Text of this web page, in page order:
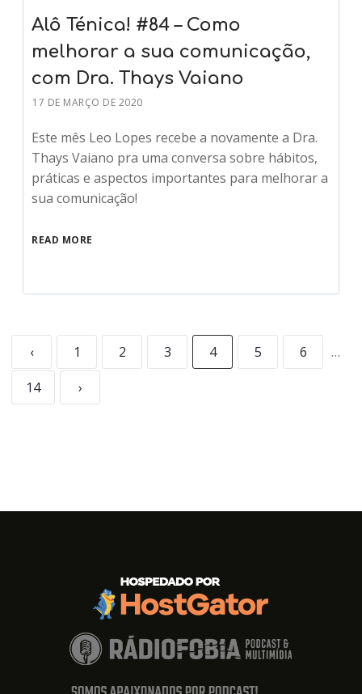
Alô Ténica! #84 – Como
melhorar a sua comunicação,
com Dra. Thays Vaiano
17 DE MARÇO DE 2020
Este mês Leo Lopes recebe a novamente a Dra.
Thays Vaiano pra uma conversa sobre hábitos,
práticas e aspectos importantes para melhorar a
sua comunicação!
READ MORE
‹ 1 2 3 4 5 6
…
14
›